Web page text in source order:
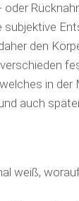
den
in
auch
weiß,